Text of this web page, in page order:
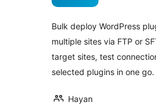
Bulk deploy WordPress
multiple sites via FTP or
target sites, test
selected plugins in one go.
Hayan